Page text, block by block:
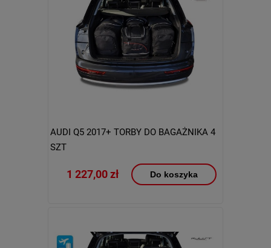
AUDI Q5 2017+ TORBY DO BAGAŻNIKA 4
SZT
1 227,00 zł Do koszyka